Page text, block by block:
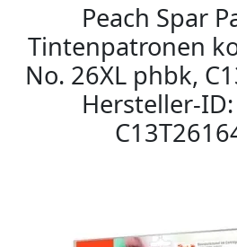
Peach Spar
Tintenpatronen
No. 26XL phbk,
Hersteller-